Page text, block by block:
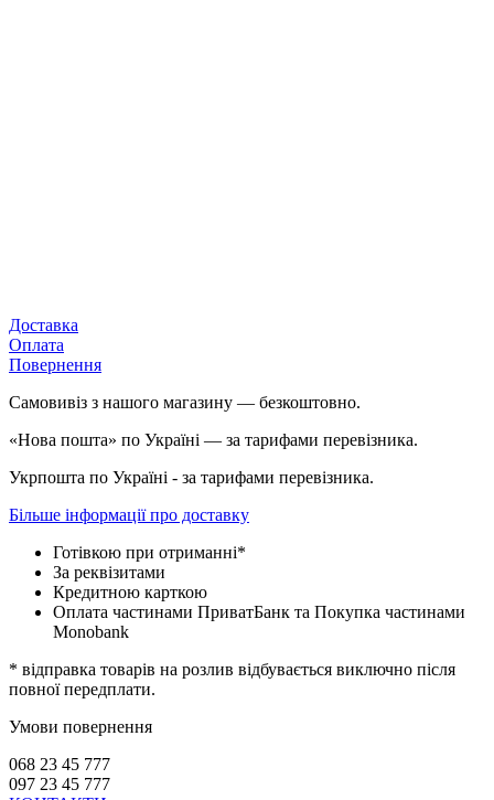
Доставка
Оплата
Повернення
Самовивіз з нашого магазину — безкоштовно.
«Нова пошта» по Україні — за тарифами перевізника.
Укрпошта по Україні - за тарифами перевізника.
Більше інформації про доставку
Готівкою при отриманні*
За реквізитами
Кредитною карткою
Оплата частинами ПриватБанк та Покупка частинами
Monobank
* відправка товарів на розлив відбувається виключно після
повної передплати.
Умови повернення
068 23 45 777
097 23 45 777